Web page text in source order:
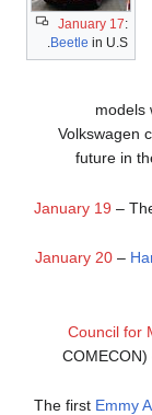
January 17:
Beetle in U.S.
models
Volkswagen
future in
January 19 –
January 20–
Council for
The first Emmy